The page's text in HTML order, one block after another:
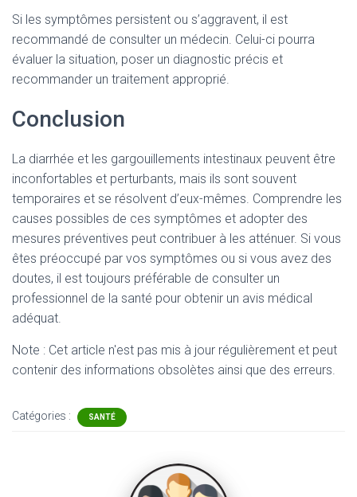
Si les symptômes persistent ou s’aggravent, il est
recommandé de consulter un médecin. Celui-ci pourra
évaluer la situation, poser un diagnostic précis et
recommander un traitement approprié.
Conclusion
La diarrhée et les gargouillements intestinaux peuvent être
inconfortables et perturbants, mais ils sont souvent
temporaires et se résolvent d’eux-mêmes. Comprendre les
causes possibles de ces symptômes et adopter des
mesures préventives peut contribuer à les atténuer. Si vous
êtes préoccupé par vos symptômes ou si vous avez des
doutes, il est toujours préférable de consulter un
professionnel de la santé pour obtenir un avis médical
adéquat.
Note : Cet article n'est pas mis à jour régulièrement et peut
contenir des informations obsolètes ainsi que des erreurs.
Catégories : SANTÉ